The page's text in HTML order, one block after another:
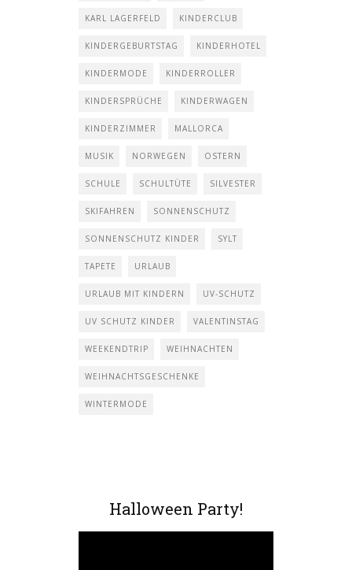
KARL LAGERFELD KINDERCLUB
KINDERGEBURTSTAG KINDERHOTEL
KINDERMODE KINDERROLLER
KINDERSPRÜCHE KINDERWAGEN
KINDERZIMMER MALLORCA
MUSIK NORWEGEN OSTERN
SCHULE SCHULTÜTE SILVESTER
SKIFAHREN SONNENSCHUTZ
SONNENSCHUTZ KINDER SYLT
TAPETE URLAUB
URLAUB MIT KINDERN UV-SCHUTZ
UV SCHUTZ KINDER VALENTINSTAG
WEEKENDTRIP WEIHNACHTEN
WEIHNACHTSGESCHENKE
WINTERMODE
Halloween Party!